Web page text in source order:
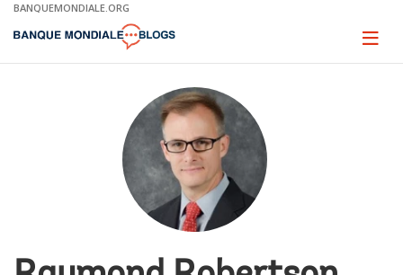
Skip
Main
BANQUEMONDIALE.ORG
Page